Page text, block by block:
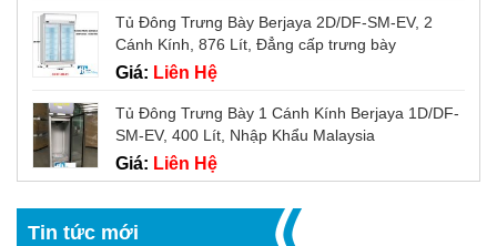
Tủ Đông Trưng Bày Berjaya 2D/DF-SM-EV, 2
Cánh Kính, 876 Lít, Đẳng cấp trưng bày
Giá: Liên Hệ
Tủ Đông Trưng Bày 1 Cánh Kính Berjaya 1D/DF-
SM-EV, 400 Lít, Nhập Khẩu Malaysia
Giá: Liên Hệ
Tin tức mới